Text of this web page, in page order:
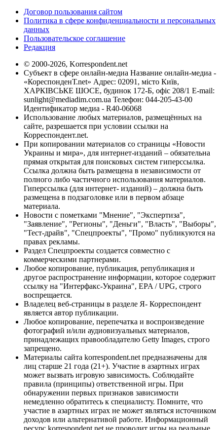
Договор пользования сайтом
Политика в сфере конфиденциальности и персональных
данных
Пользовательское соглашение
Редакция
© 2000-2026, Korrespondent.net
Субъект в сфере онлайн-медиа Название онлайн-медиа -
«КореспонденТ.net» Адрес: 02091, місто Київ,
ХАРКІВСЬКЕ ШОСЕ, будинок 172-Б, офіс 208/1 E-mail:
sunlight@mediadim.com.ua Телефон: 044-205-43-00
Идентификатор медиа - R40-06068
Использование любых материалов, размещённых на
сайте, разрешается при условии ссылки на
Корреспондент.net.
При копировании материалов со страницы «Новости
Украины и мира», для интернет-изданий – обязательна
прямая открытая для поисковых систем гиперссылка.
Ссылка должна быть размещена в независимости от
полного либо частичного использования материалов.
Гиперссылка (для интернет- изданий) – должна быть
размещена в подзаголовке или в первом абзаце
материала.
Новости с пометками "Мнение", "Экспертиза",
"Заявление", "Регионы", "Деньги", "Власть", "Выборы",
"Тест-драйв", "Спецпроекты", "Промо" публикуются на
правах рекламы.
Раздел Спецпроекты создается совместно с
коммерческими партнерами.
Любое копирование, публикация, републикация и
другое распространение информации, которое содержит
ссылку на "Интерфакс-Украина", EPA / UPG, строго
воспрещается.
Владелец веб-страницы в разделе Я- Корреспондент
является автор публикации.
Любое копирование, перепечатка и воспроизведение
фотографий и/или аудиовизуальных материалов,
принадлежащих правообладателю Getty Images, строго
запрещено.
Материалы сайта korrespondent.net предназначены для
лиц старше 21 года (21+). Участие в азартных играх
может вызвать игровую зависимость. Соблюдайте
правила (принципы) ответственной игры. При
обнаружении первых признаков зависимости
немедленно обратитесь к специалисту. Помните, что
участие в азартных играх не может являться источником
доходов или альтернативой работе. Информационный